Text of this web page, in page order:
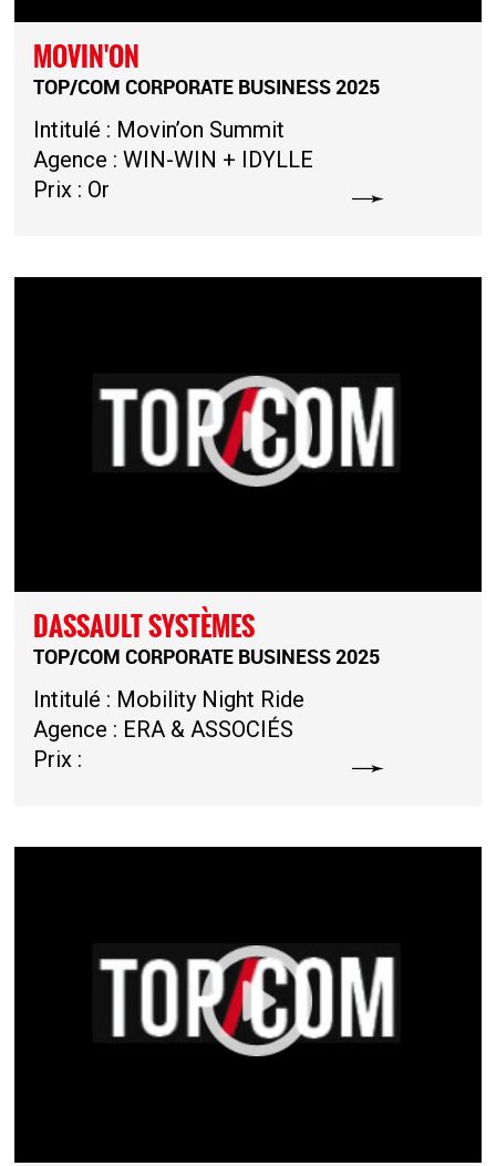
MOVIN'ON
TOP/COM CORPORATE BUSINESS 2025
Intitulé : Movin’on Summit
Agence : WIN-WIN + IDYLLE
Prix : Or
DASSAULT SYSTÈMES
TOP/COM CORPORATE BUSINESS 2025
Intitulé : Mobility Night Ride
Agence : ERA & ASSOCIÉS
Prix :